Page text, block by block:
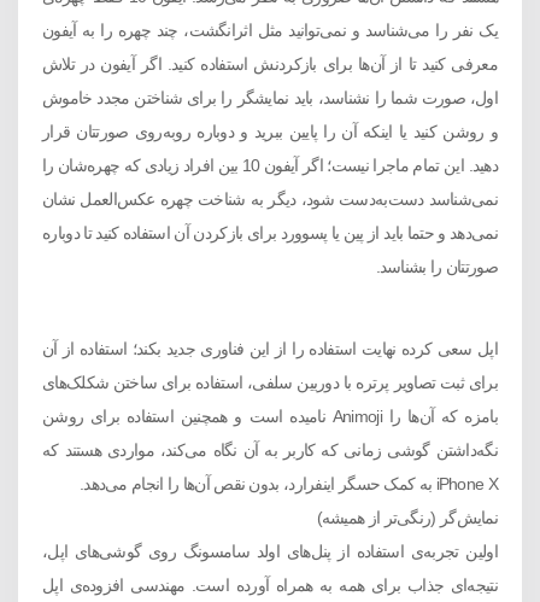
یک نفر را می‌شناسد و نمی‌توانید مثل اثرانگشت، چند چهره را به آیفون
معرفی کنید تا از آن‌ها برای بازکردنش استفاده کنید. اگر آیفون در تلاش
اول، صورت شما را نشناسد، باید نمایشگر را برای شناختن مجدد خاموش
و روشن کنید یا اینکه آن را پایین ببرید و دوباره روبه‌روی صورتتان قرار
دهید. این تمام ماجرا نیست؛ اگر آیفون 10 بین افراد زیادی که چهره‌شان را
نمی‌شناسد دست‌به‌دست شود، دیگر به شناخت چهره عکس‌العمل نشان
نمی‌دهد و حتما باید از پین یا پسوورد برای بازکردن آن استفاده کنید تا دوباره
صورتتان را بشناسد.
اپل سعی کرده نهایت استفاده را از این فناوری جدید بکند؛ استفاده از آن
برای ثبت تصاویر پرتره با دوربین سلفی، استفاده برای ساختن شکلک‌های
بامزه که آن‌ها را Animoji نامیده است و همچنین استفاده برای روشن
نگه‌داشتن گوشی زمانی که کاربر به آن نگاه می‌کند، مواردی هستند که
iPhone X به کمک حسگر اینفرارد، بدون نقص آن‌ها را انجام می‌دهد.
نمایش‌گر (رنگی‌تر از همیشه)
اولین تجربه‌ی استفاده از پنل‌های اولد سامسونگ روی گوشی‌های اپل،
نتیجه‌ای جذاب برای همه به همراه آورده است. مهندسی افزوده‌ی اپل